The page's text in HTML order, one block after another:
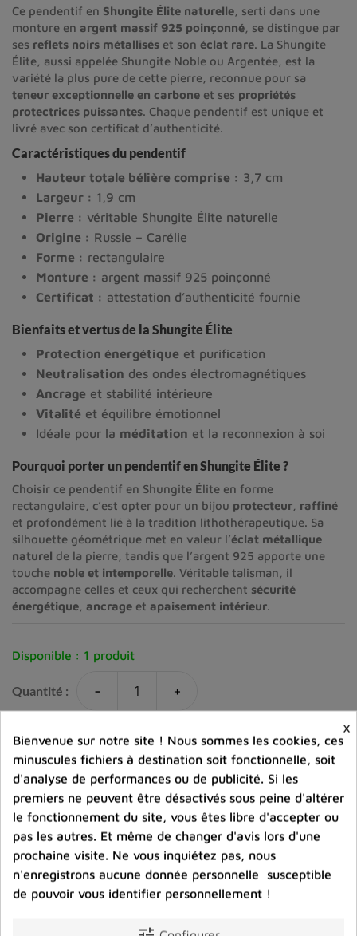
Ce pendentif en Shungite Élite naturelle , serti dans une
monture en argent massif 925 poinçonné , se distingue par
ses reflets noirs métallisés et son éclat rare. La Shungite
Élite, aussi appelée Shungite Noble ou Argentée, est la
variété la plus pure de cette pierre, reconnue pour sa
teneur exceptionnelle en carbone et ses propriétés
protectrices puissantes. Chaque pendentif est unique et
livré avec son certificat d’authenticité.
Caractéristiques du pendentif
Hauteur totale bélière comprise : 3,7 cm
Largeur : 1,9 cm
Pierre : véritable Shungite Élite naturelle
Origine : Russie – Carélie
Forme : rectangulaire
Monture : argent massif 925 poinçonné
Certificat : attestation d’authenticité fournie
Bienfaits et vertus de la Shungite Élite
Protection énergétique et purification
Neutralisation des ondes électromagnétiques
Ancrage et stabilité intérieure
Vitalité et équilibre émotionnel
Idéale pour la méditation et la reconnexion à soi
Pourquoi porter un pendentif en Shungite Élite ?
Choisir ce pendentif en Shungite Élite en forme
rectangulaire, c’est opter pour un bijou protecteur raffiné
et profondément lié à la tradition lithothérapeutique. Sa
silhouette géométrique met en valeur l’éclat métallique
naturel de la pierre, tandis que l’argent 925 apporte une
touche noble et intemporelle. Véritable talisman, il
accompagne celles et ceux qui recherchent sécurité
énergétique ancrage et apaisement intérieur.
Disponible : 1 produit
Quantité : - +
Ajouter au panier favorite_border
Ajouter à la comparaison
help_outline Posez une question sur ce produit
×
Bienvenue sur notre site ! Nous sommes les cookies, ces
minuscules fichiers à destination soit fonctionnelle, soit
d'analyse de performances ou de publicité. Si les
premiers ne peuvent être désactivés sous peine d'altérer
le fonctionnement du site, vous êtes libre d'accepter ou
pas les autres. Et même de changer d'avis lors d'une
prochaine visite. Ne vous inquiétez pas, nous
n'enregistrons aucune donnée personnelle susceptible
de pouvoir vous identifier personnellement !